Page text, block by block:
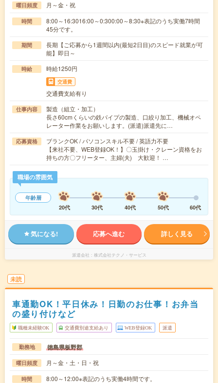
曜日頻度 月～金・祝
時間
8:00～16:3016:00～0:300:00～8:30※表記のうち実働7時間
45分です。
期間
長期【ご応募から1週間以内(最短2日目)のスピード就業が可
能】即日～
時給 時給1250円
交通費
交通費支給有り
仕事内容
製造（組立・加工）
長さ60cmくらいの鉄パイプの製造、口絞り加工、機械オペ
レーター作業をお願いします。(派遣)派遣先に…
応募資格
ブランクOK / パソコンスキル不要 / 英語力不要
【来社不要、WEB登録OK！】〇玉掛け・クレーン資格をお
持ちの方〇フリーター、主婦(夫) 大歓迎！ …
職場の雰囲気
年齢層
20代
30代 40代 50代 60代
気になる! 応募へ進む 詳しく見る
派遣会社 株式会社テクノ・サービス
未読
車通勤OK！平日休み！日勤のお仕事！お弁当
の盛り付けなど
職種未経験OK 交通費別途支給あり WEB登録OK 派遣
勤務地 徳島県板野郡
曜日頻度 月～金・土・日・祝
時間 8:00～12:00※表記のうち実働4時間です。